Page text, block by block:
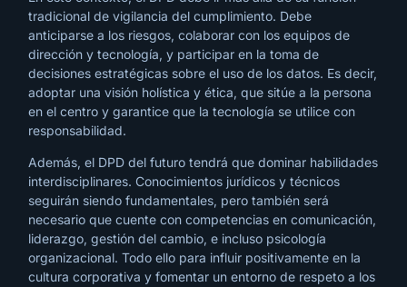
tradicional de vigilancia del cumplimiento. Debe
anticiparse a los riesgos, colaborar con los equipos de
dirección y tecnología, y participar en la toma de
decisiones estratégicas sobre el uso de los datos. Es decir,
adoptar una visión holística y ética, que sitúe a la persona
en el centro y garantice que la tecnología se utilice con
responsabilidad.
Además, el DPD del futuro tendrá que dominar habilidades
interdisciplinares. Conocimientos jurídicos y técnicos
seguirán siendo fundamentales, pero también será
necesario que cuente con competencias en comunicación,
liderazgo, gestión del cambio, e incluso psicología
organizacional. Todo ello para influir positivamente en la
cultura corporativa y fomentar un entorno de respeto a los